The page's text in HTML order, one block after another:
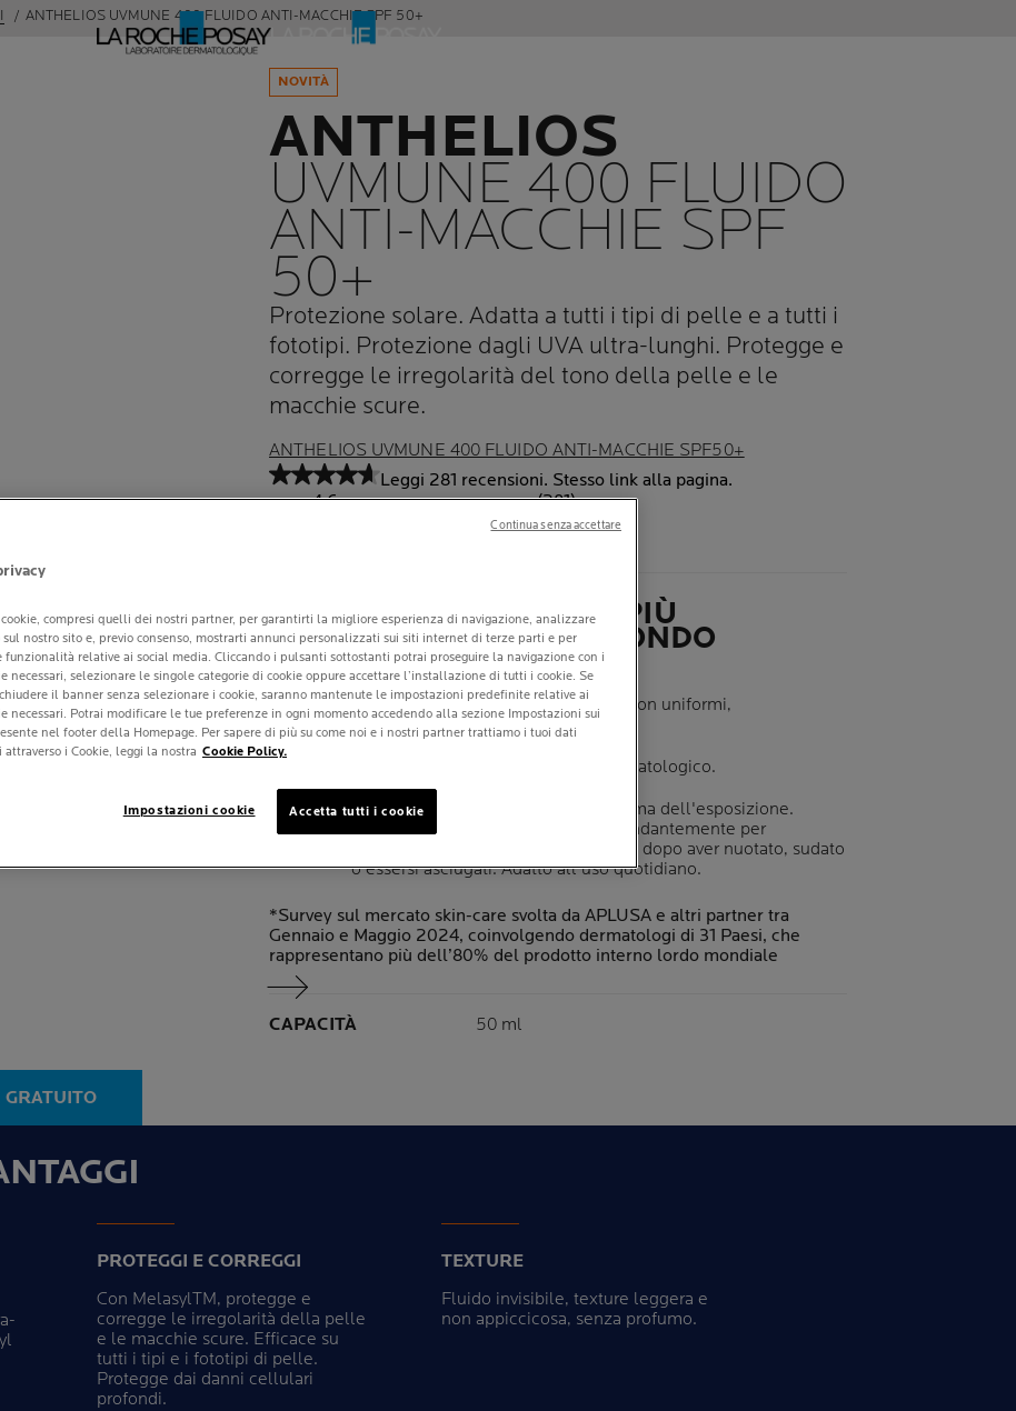
ANTHELIOS UVMUNE 400 FLUIDO ANTI-MACCHIE SPF 50+
Pannello successivo
NOVITÀ
ANTHELIOS
UVMUNE 400 FLUIDO
ANTI-MACCHIE SPF
50+
Protezione solare. Adatta a tutti i tipi di pelle e a tutti i
fototipi. Protezione dagli UVA ultra-lunghi. Protegge e
corregge le irregolarità del tono della pelle e le
macchie scure.
ANTHELIOS UVMUNE 400 FLUIDO ANTI-MACCHIE SPF50+
4.6
Leggi 281 recensioni. Stesso link alla pagina.
(281)
MARCA SKINCARE PIÙ
CONSIGLIATA AL MONDO
DAI DERMATOLOGI*
Consigliato per tonalità della pelle non uniformi,
iperpigmentazione e macchie scure.
Formula testata sotto controllo dermatologico.
Applicare il prodotto solare poco prima dell'esposizione.
Riapplicare frequentemente e abbondantemente per
mantenere la protezione, soprattutto dopo aver nuotato, sudato
o essersi asciugati. Adatto all'uso quotidiano.
*Survey sul mercato skin-care svolta da APLUSA e altri partner tra
Gennaio e Maggio 2024, coinvolgendo dermatologi di 31 Paesi, che
rappresentano più dell’80% del prodotto interno lordo mondiale
CAPACITÀ Volume
50 ml
PROTEGGI E CORREGGI
Con MelasylTM, protegge e
corregge le irregolarità della pelle
e le macchie scure. Efficace su
tutti i tipi e i fototipi di pelle.
Protegge dai danni cellulari
profondi.
TEXTURE
Fluido invisibile, texture leggera e
non appiccicosa, senza profumo.
cookie, compresi quelli dei nostri partner, per garantirti la migliore esperienza di navigazione, analizzare
nostro sito e, previo consenso, mostrarti annunci personalizzati sui siti internet di terze parti e per
relative ai social media. Cliccando i pulsanti sottostanti potrai proseguire la navigazione con i
necessari, selezionare le singole categorie di cookie oppure accettare l’installazione di tutti i cookie. Se
il banner senza selezionare i cookie, saranno mantenute le impostazioni predefinite relative ai
necessari. Potrai modificare le tue preferenze in ogni momento accedendo alla sezione Impostazioni sui
nel footer della Homepage. Per sapere di più su come noi e i nostri partner trattiamo i tuoi dati
attraverso i Cookie, leggi la nostra Cookie Policy.
Impostazioni cookie Accetta tutti i cookie
Continua senza accettare